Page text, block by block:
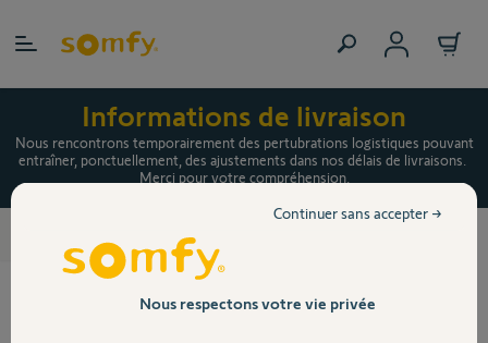
Informations de livraison
Nous rencontrons temporairement des pertubrations logistiques pouvant
entraîner, ponctuellement, des ajustements dans nos délais de livraisons.
Merci pour votre compréhension.
Motorisations de portail battant
Nous respectons votre vie privée
Continuer sans accepter →